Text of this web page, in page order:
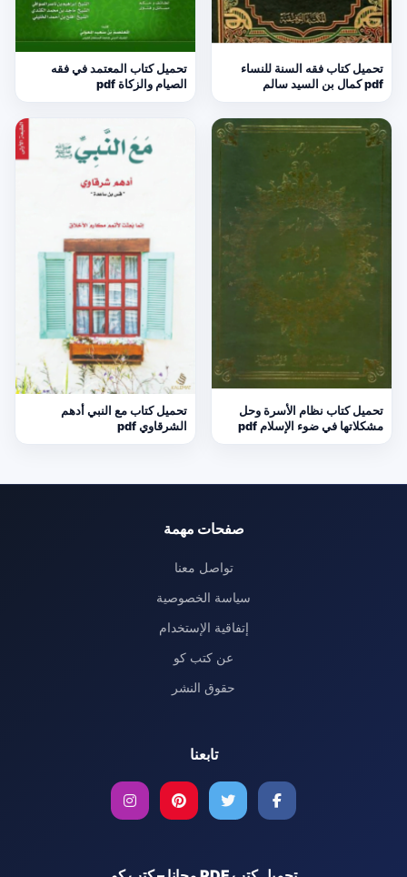
تحميل كتاب فقه السنة للنساء
pdf كمال بن السيد سالم
تحميل كتاب المعتمد في فقه
الصيام والزكاة pdf
تحميل كتاب نظام الأسرة وحل
مشكلاتها في ضوء الإسلام pdf
تحميل كتاب مع النبي أدهم
الشرقاوي pdf
صفحات مهمة
تواصل معنا
سياسة الخصوصية
إتفاقية الإستخدام
عن كتب كو
حقوق النشر
تابعنا